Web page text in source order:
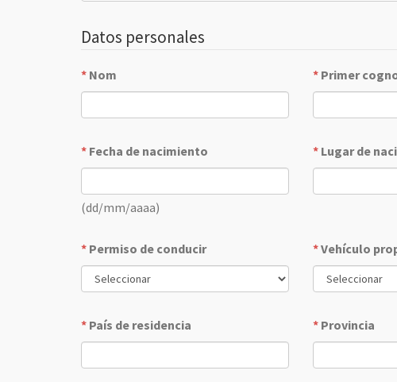
Datos personales
* Nom * Primer
* Fecha de nacimiento
(dd/mm/aaaa)
* Lugar de
* Permiso de conducir *Vehículo
* País de residencia * Provincia